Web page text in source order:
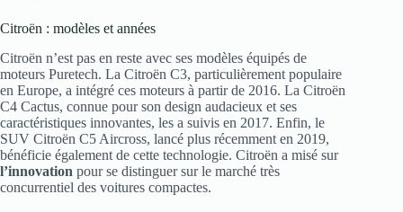
Citroën : modèles et années
Citroën n’est pas en reste avec ses modèles équipés de
moteurs Puretech. La Citroën C3, particulièrement populaire
en Europe, a intégré ces moteurs à partir de 2016. La Citroën
C4 Cactus, connue pour son design audacieux et ses
caractéristiques innovantes, les a suivis en 2017. Enfin, le
SUV Citroën C5 Aircross, lancé plus récemment en 2019,
bénéficie également de cette technologie. Citroën a misé sur
l’innovation pour se distinguer sur le marché très
concurrentiel des voitures compactes.